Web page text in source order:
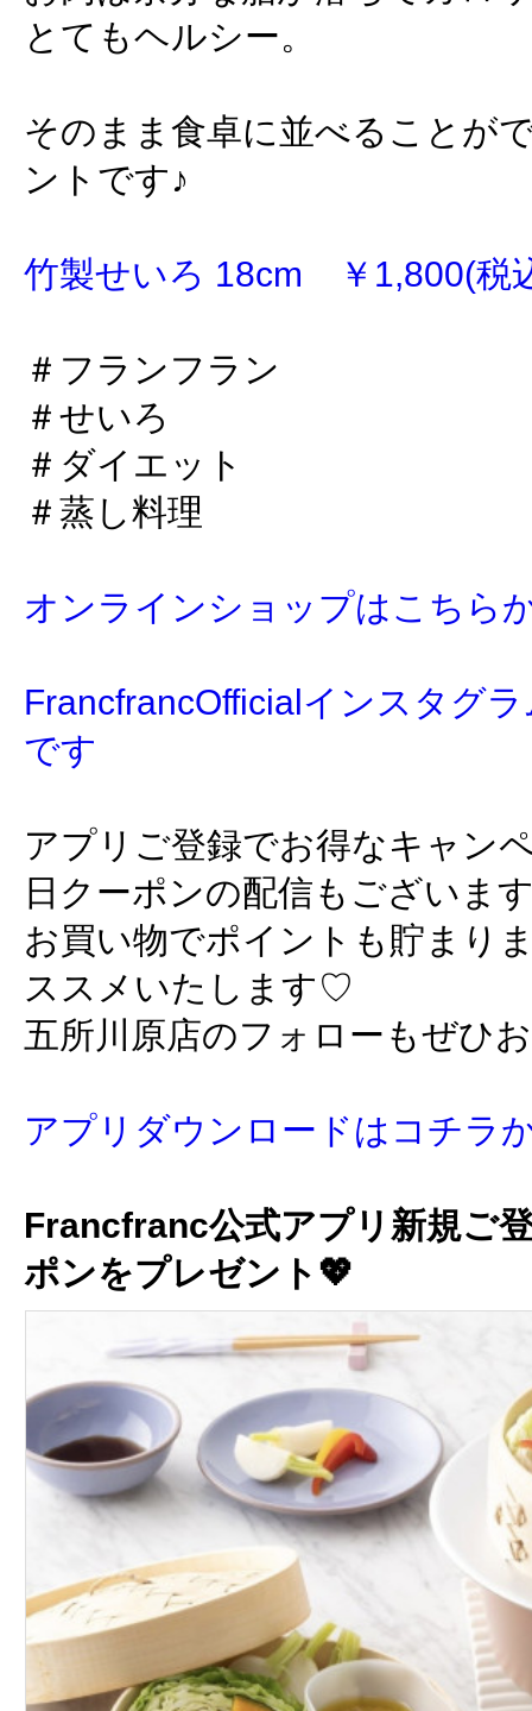
とてもヘルシー。
そのまま食卓に並べることが
ントです♪
竹製せいろ 18cm ￥1,800(税
＃フランフラン
＃せいろ
＃ダイエット
＃蒸し料理
オンラインショップはこちら
FrancfrancOfficialインスタグ
です
アプリご登録でお得なキャン
日クーポンの配信もございま
お買い物でポイントも貯まり
ススメいたします♡
五所川原店のフォローもぜひ
アプリダウンロードはコチラ
Francfranc公式アプリ新規ご
ポンをプレゼント💖